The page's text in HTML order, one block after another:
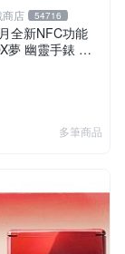
商店 54716
全新NFC功能
夢 幽靈手錶 專
地獄 抓住夢想的
橋魔力】
多筆商品